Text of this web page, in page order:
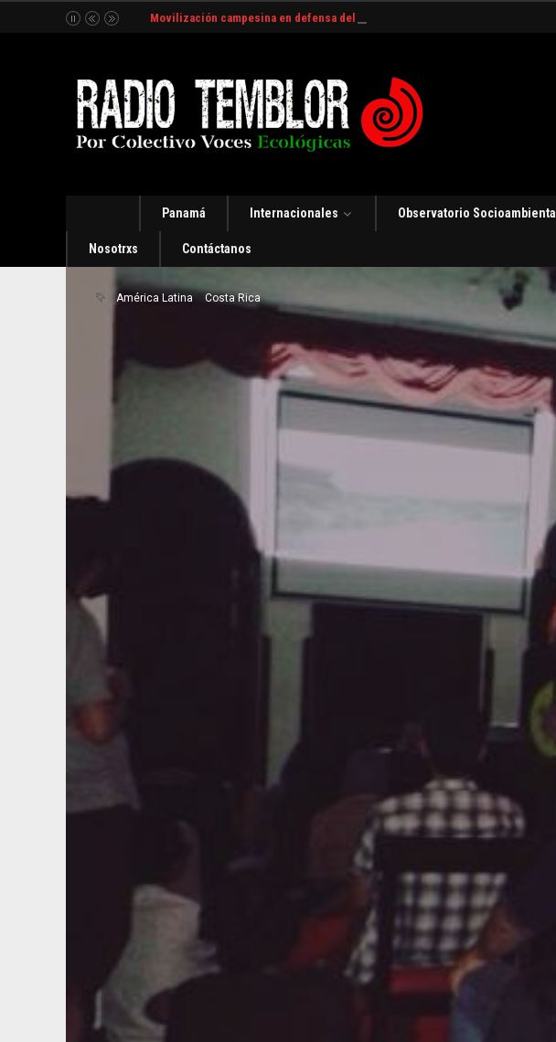
Movilización campesina en defensa del Río Indio en Panamá [Audio]
Panamá Internacionales Observatorio Socioambiental
Nosotrxs Contáctanos
América Latina Costa Rica